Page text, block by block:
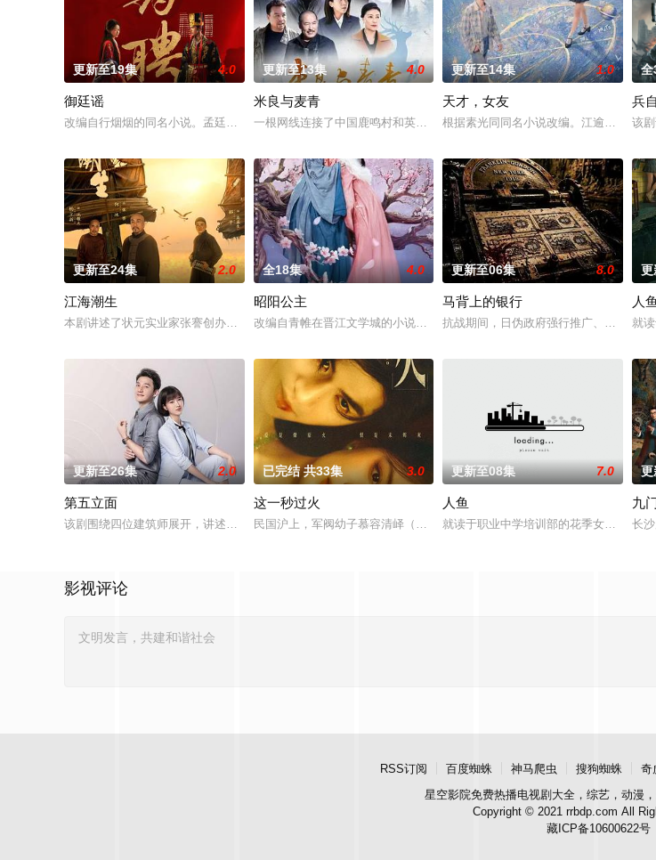
更新至19集 4.0
御廷谣
改编自行烟烟的同名小说。孟廷辉，大平王朝有史以来个以女子进士科三元及第入翰林院的奇女子。十年前的她被
更新至13集 4.0
米良与麦青
一根网线连接了中国鹿鸣村和英国牛津，麦香通过视频向米良宣告：婚不结了
更新至14集 1.0
天才，女友
根据素光同同名小说改编。江逾白长大
全
兵
该
更新至24集 2.0
江海潮生
本剧讲述了状元实业家张謇创办大生企业，实业报国的故事。甲午战争后，国家蒙羞，张謇虽高中状元，却渴望寻
全18集 4.0
昭阳公主
改编自青帷在晋江文学城的小说《平阳公主》。
更新至06集 8.0
马背上的银行
抗战期间，日伪政府强行推广、使用由“
更
人
就
更新至26集 2.0
第五立面
该剧围绕四位建筑师展开，讲述了他们在中意合作项目中面对专业挑战与境外竞争，通过创新实践实现本土设计理
已完结 共33集 3.0
这一秒过火
民国沪上，军阀幼子慕容清峄（张凌赫 饰）因被抱错而受尽养父虐待，少年
更新至08集 7.0
人鱼
就读于职业中学培训部的花季女生苏琳
更
九
长
影视评论
RSS订阅 百度蜘蛛 神马爬虫 搜狗蜘蛛 奇
星空影院免费热播电视剧大全，综艺，动漫
Copyright © 2021 rrbdp.com All
藏ICP备10600622号